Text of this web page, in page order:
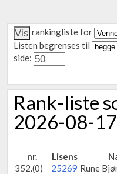
rankingliste for
Listen begrenses til
side:
Rank-liste
2026-08-
nr. Lisens
352.(0)
25269 Rune